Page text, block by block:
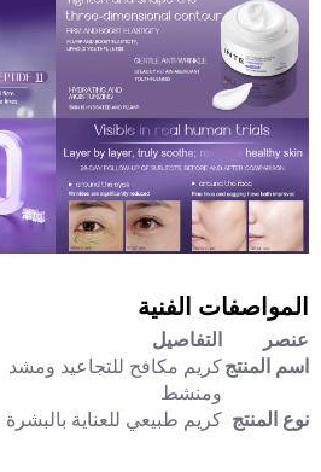
المواصفات الفنية
عنصر التفاصيل
اسم المنتجكريم مكافح للتجاعيد ومشد
ومنشط
نوع المنتج كريم طبيعي للعناية بالبشرة